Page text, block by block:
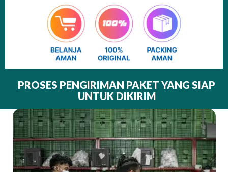
PROSES PENGIRIMAN PAKET YANG SIAP
UNTUK DIKIRIM